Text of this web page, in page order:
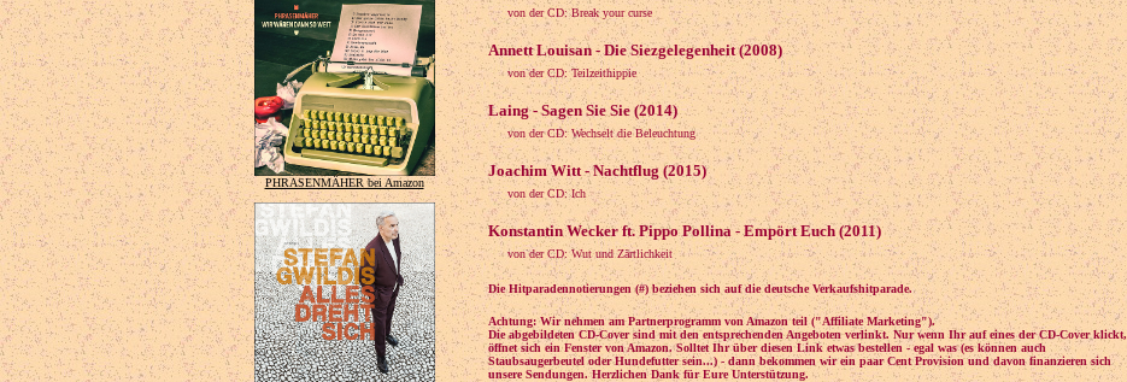
PHRASENMÄHER bei Amazon
von der CD: Break your curse
Annett Louisan - Die Siezgelegenheit (2008)
von der CD: Teilzeithippie
Laing - Sagen Sie Sie (2014)
von der CD: Wechselt die Beleuchtung
Joachim Witt - Nachtflug (2015)
von der CD: Ich
Konstantin Wecker ft. Pippo Pollina - Empört Euch (2011)
von der CD: Wut und Zärtlichkeit
Die Hitparadennotierungen (#) beziehen sich auf die deutsche Verkaufshitparade.
Achtung: Wir nehmen am Partnerprogramm von Amazon teil ("Affiliate Marketing").
Die abgebildeten CD-Cover sind mit den entsprechenden Angeboten verlinkt. Nur wenn Ihr auf eines der CD-Cover klickt,
öffnet sich ein Fenster von Amazon. Solltet Ihr über diesen Link etwas bestellen - egal was (es können auch
Staubsaugerbeutel oder Hundefutter sein...) - dann bekommen wir ein paar Cent Provision und davon finanzieren sich
unsere Sendungen. Herzlichen Dank für Eure Unterstützung.